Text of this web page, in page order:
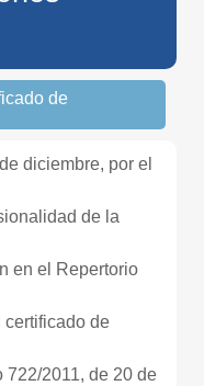
de
diciembre, por el
de la
en el Repertorio
certificado de
722/2011, de 20 de